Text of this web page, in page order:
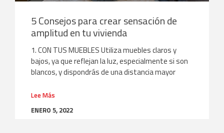
5 Consejos para crear sensación de
amplitud en tu vivienda
1. CON TUS MUEBLES Utiliza muebles claros y
bajos, ya que reflejan la luz, especialmente si son
blancos, y dispondrás de una distancia mayor
Lee Más
ENERO 5, 2022